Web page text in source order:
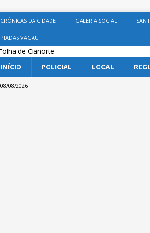
CRÔNICAS DA CIDADE GALERIA SOCIAL
PIADAS VAGAU
INÍCIO POLICIAL LOCAL
08/08/2026